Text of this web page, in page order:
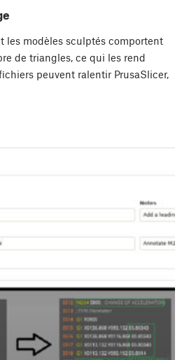
les modèles sculptés comportent
de triangles, ce qui les rend
peuvent ralentir PrusaSlicer,